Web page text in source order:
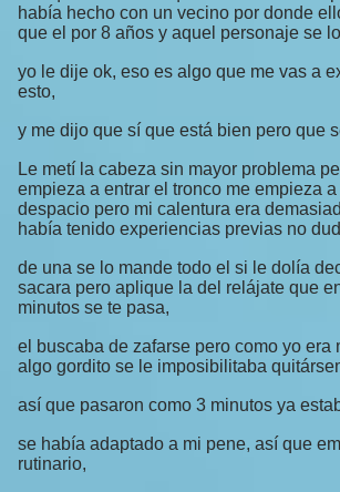
había hecho con un vecino por donde
que el por 8 años y aquel personaje se
yo le dije ok, eso es algo que me vas a
esto,
y me dijo que sí que está bien pero que
Le metí la cabeza sin mayor problema
empieza a entrar el tronco me empieza
despacio pero mi calentura era
había tenido experiencias previas no
de una se lo mande todo el si le dolía
sacara pero aplique la del relájate que
minutos se te pasa,
el buscaba de zafarse pero como yo era
algo gordito se le imposibilitaba
así que pasaron como 3 minutos ya
se había adaptado a mi pene, así que
rutinario,